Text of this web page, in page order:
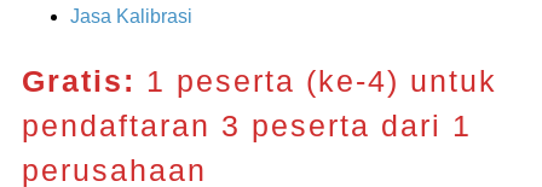
Jasa Kalibrasi
Gratis: 1 peserta (ke-4) untuk
pendaftaran 3 peserta dari 1
perusahaan